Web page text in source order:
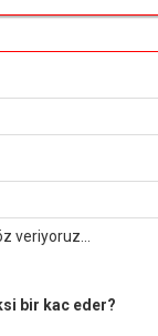
veriyoruz...
bir kac eder?